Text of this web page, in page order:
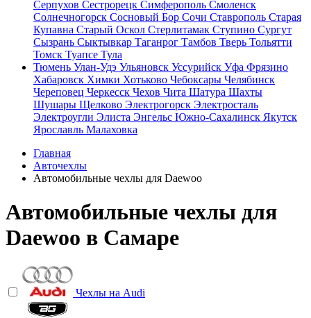
Серпухов Сестрорецк Симферополь Смоленск
Солнечногорск Сосновый Бор Сочи Ставрополь Старая
Купавна Старый Оскол Стерлитамак Ступино Сургут
Сызрань Сыктывкар Таганрог Тамбов Тверь Тольятти
Томск Туапсе Тула
Тюмень Улан-Удэ Ульяновск Уссурийск Уфа Фрязино
Хабаровск Химки Хотьково Чебоксары Челябинск
Череповец Черкесск Чехов Чита Шатура Шахты
Шушары Щелково Электрогорск Электросталь
Электроугли Элиста Энгельс Южно-Сахалинск Якутск
Ярославль Малаховка
Главная
Авточехлы
Автомобильные чехлы для Daewoo
Автомобильные чехлы для
Daewoo в Самаре
Чехлы на Audi